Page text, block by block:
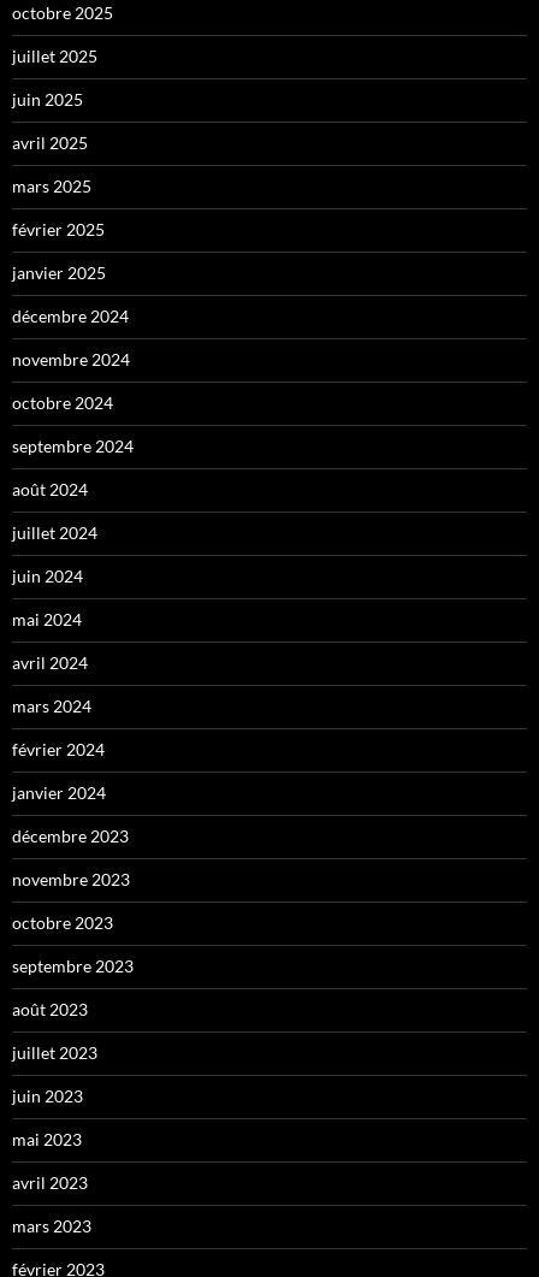
octobre 2025
juillet 2025
juin 2025
avril 2025
mars 2025
février 2025
janvier 2025
décembre 2024
novembre 2024
octobre 2024
septembre 2024
août 2024
juillet 2024
juin 2024
mai 2024
avril 2024
mars 2024
février 2024
janvier 2024
décembre 2023
novembre 2023
octobre 2023
septembre 2023
août 2023
juillet 2023
juin 2023
mai 2023
avril 2023
mars 2023
février 2023